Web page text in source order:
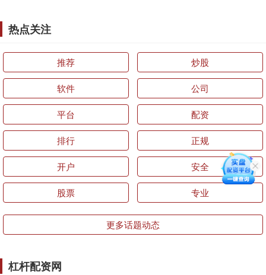
热点关注
推荐 炒股
软件 公司
平台 配资
排行 正规
开户 安全
股票 专业
更多话题动态
杠杆配资网